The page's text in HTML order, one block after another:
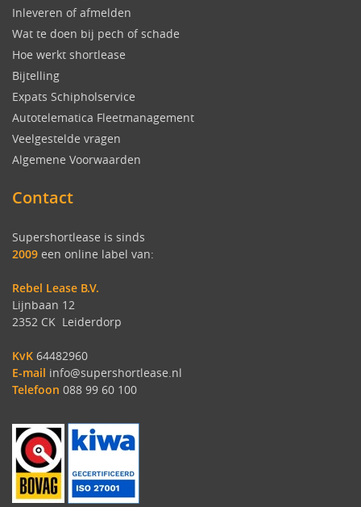
Inleveren of afmelden
Wat te doen bij pech of schade
Hoe werkt shortlease
Bijtelling
Expats Schipholservice
Autotelematica Fleetmanagement
Veelgestelde vragen
Algemene Voorwaarden
Contact
Supershortlease is sinds
2009 een online label van:
Rebel Lease B.V.
Lijnbaan 12
2352 CK Leiderdorp
KvK 64482960
E-mail info@supershortlease.nl
Telefoon 088 99 60 100